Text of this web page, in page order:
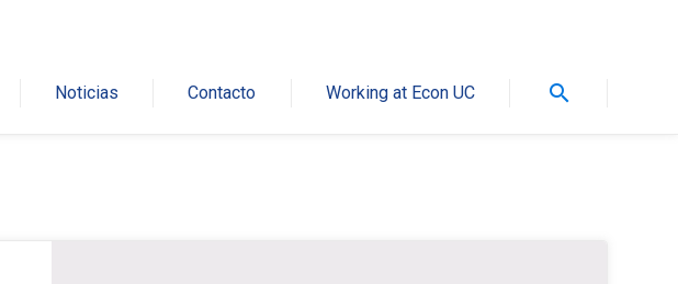
Noticias Contacto Working at Econ UC search